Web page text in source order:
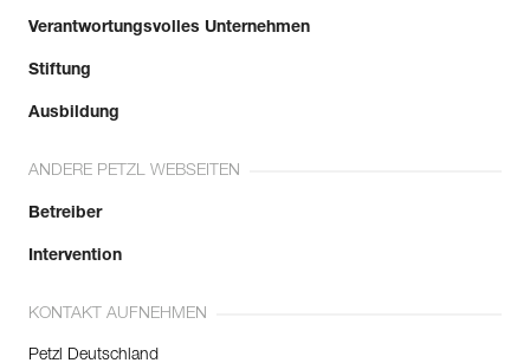
Verantwortungsvolles Unternehmen
Stiftung
Ausbildung
ANDERE PETZL WEBSEITEN
Betreiber
Intervention
KONTAKT AUFNEHMEN
Petzl Deutschland